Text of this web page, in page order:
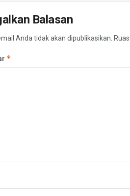
Balasan
Anda tidak akan dipublikasikan.
*